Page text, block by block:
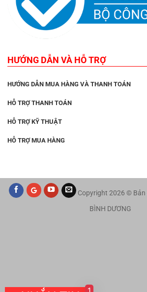
HƯỚNG DẪN VÀ HỖ TRỢ
HƯỚNG DẪN MUA HÀNG VÀ THANH TOÁN
HỖ TRỢ THANH TOÁN
HỖ TRỢ KỸ THUẬT
HỖ TRỢ MUA HÀNG
Copyright 2026 © Bản
BÌNH DƯƠNG